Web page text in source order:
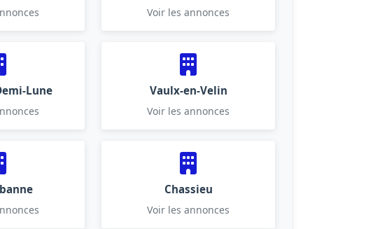
Voir les annonces
Lune Vaulx-en-Velin
Voir les annonces
Chassieu
Voir les annonces